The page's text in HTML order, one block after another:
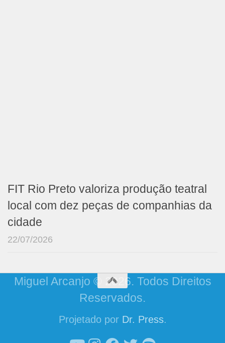
FIT Rio Preto valoriza produção teatral
local com dez peças de companhias da
cidade
22/07/2026
Miguel Arcanjo © 2026. Todos Direitos
Reservados.
Projetado por Dr. Press.